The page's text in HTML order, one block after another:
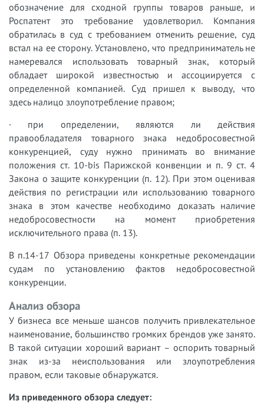
обозначение для сходной группы товаров раньше, и
Роспатент это требование удовлетворил. Компания
обратилась в суд с требованием отменить решение, суд
встал на ее сторону. Установлено, что предприниматель не
намеревался использовать товарный знак, который
обладает широкой известностью и ассоциируется с
определенной компанией. Суд пришел к выводу, что
здесь налицо злоупотребление правом;
· при определении, являются ли действия
правообладателя товарного знака недобросовестной
конкуренцией, суду нужно принимать во внимание
положения ст. 10-bis Парижской конвенции и п. 9 ст. 4
Закона о защите конкуренции (п. 12). При этом оценивая
действия по регистрации или использованию товарного
знака в этом качестве необходимо доказать наличие
недобросовестности на момент приобретения
исключительного права (п. 13).
В п.14-17 Обзора приведены конкретные рекомендации
судам по установлению фактов недобросовестной
конкуренции.
Анализ обзора
У бизнеса все меньше шансов получить привлекательное
наименование, большинство громких брендов уже занято.
В такой ситуации хороший вариант – оспорить товарный
знак из-за неиспользования или злоупотребления
правом, если таковые обнаружатся.
Из приведенного обзора следует: